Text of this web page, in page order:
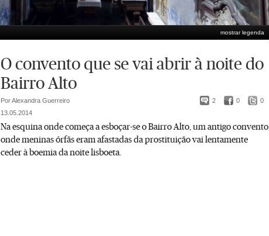
mostrar legenda
O convento que se vai abrir à noite do
Bairro Alto
2 0 0
Por Alexandra Guerreiro
13.05.2014
Na esquina onde começa a esboçar-se o Bairro Alto, um antigo convento
onde meninas órfãs eram afastadas da prostituição vai lentamente
ceder à boemia da noite lisboeta.